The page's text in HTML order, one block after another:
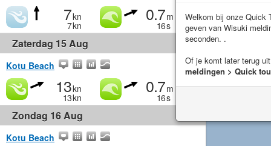
7kn
7kn
0.7m
16s
Zaterdag 15 Aug
Kotu Beach
13kn
13kn
0.7m
16s
Zondag 16 Aug
Kotu Beach
Welkom bij onze Quick
geven van Wisuki
seconden. .
Of je komt later terug
meldingen > Quick